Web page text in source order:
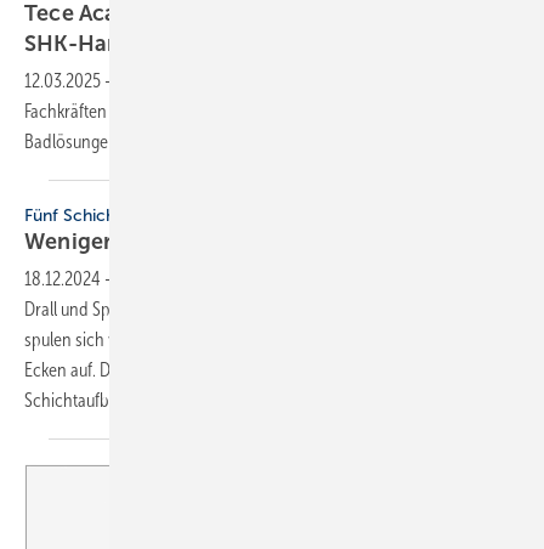
Tece Academy: Wei­ter­bil­dung für
SHK-Hand­wer­ker
12.03.2025 -
Fachkräften das nötige Rüstzeug für die Beratung und Umsetzung von
Badlösungen
Fünf Schichten, ein Rohr
Weniger Drall und
18.12.2024 -
Drall und Spannungen durch Rückstellkräfte auf. Die Folge: Ringbunde
spulen sich vom Abrollwagen und Verlegeplatten stellen sich in den
Ecken auf. Das neue TECEfloor Soft-PERT 5S Rohr mit optimiertem
Schichtaufbau setzt diesen Problemen ein Ende.